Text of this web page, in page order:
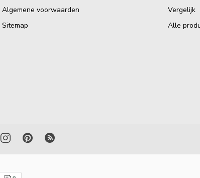
Algemene voorwaarden
Sitemap
Vergelijk
Alle